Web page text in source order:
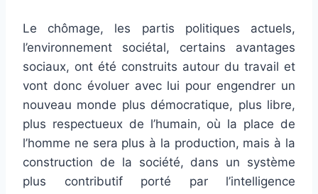
Le chômage, les partis politiques actuels,
l’environnement sociétal, certains avantages
sociaux, ont été construits autour du travail et
vont donc évoluer avec lui pour engendrer un
nouveau monde plus démocratique, plus libre,
plus respectueux de l’humain, où la place de
l’homme ne sera plus à la production, mais à la
construction de la société, dans un système
plus contributif porté par l’intelligence